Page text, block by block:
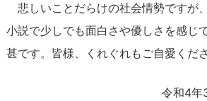
悲しいことだらけの社会情勢ですが
小説で少しでも面白さや優しさを感じ
甚です。皆様、くれぐれもご自愛くだ
令和4